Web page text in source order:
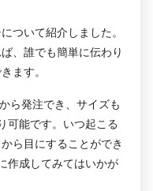
ついて紹介しました。
、誰でも簡単に伝わり
ます。
ら発注でき、サイズも
可能です。いつ起こる
ら目にすることができ
作成してみてはいかが